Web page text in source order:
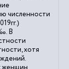
численности
В
хотя